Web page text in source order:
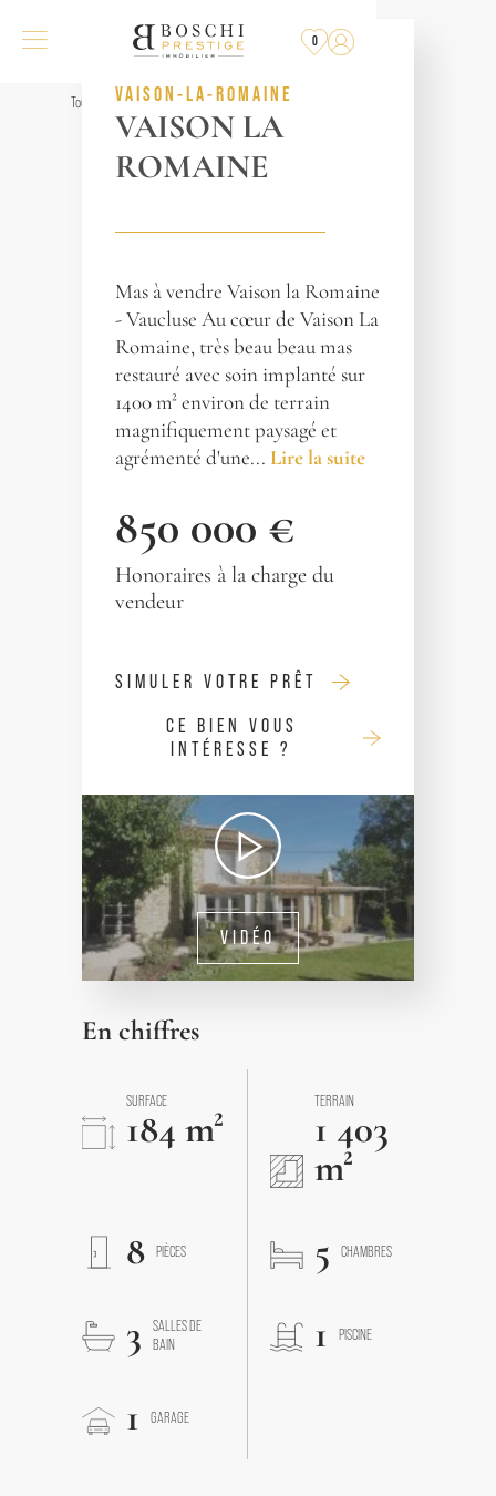
0
Tous les biensVAISON-LA-ROMAINE
VAISON LA
ROMAINE
Mas à vendre Vaison la Romaine
- Vaucluse Au cœur de Vaison La
Romaine, très beau beau mas
restauré avec soin implanté sur
1400 m² environ de terrain
magnifiquement paysagé et
agrémenté d'une... Lire la suite
850 000 €
Honoraires à la charge du
vendeur
SIMULER VOTRE PRÊT
CE BIEN VOUS
INTÉRESSE ?
VIDÉO
En chiffres
SURFACE
184 m²
TERRAIN
1 403
m²
8
PIÈCES 5 CHAMBRES
3
SALLES DE
BAIN
1 PISCINE
1 GARAGE